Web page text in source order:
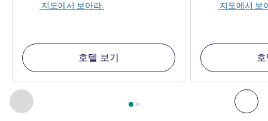
이전 - 주변에 있는 다른 시설 다
2/ 페이지 , 주변에 있는 다른 시설 1 :, 주변에 있는 다른 시
지도에서 보아라.
호텔 보기
지도에서 보